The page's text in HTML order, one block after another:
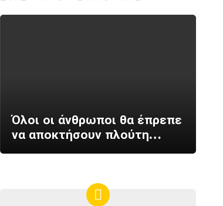
Όλοι οι άνθρωποι θα έπρεπε
να αποκτήσουν πλούτη…